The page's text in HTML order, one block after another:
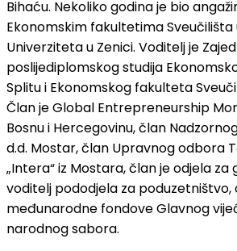
Bihaću. Nekoliko godina je bio
Ekonomskim fakultetima Sveučilišta
Univerziteta u Zenici. Voditelj je
poslijediplomskog studija
Splitu i Ekonomskog fakulteta
Član je Global Entrepreneurship
Bosnu i Hercegovinu, član
d.d. Mostar, član Upravnog odbora
„Intera“ iz Mostara, član je odjela
voditelj pododjela za poduzetništvo,
međunarodne fondove Glavnog
narodnog sabora.